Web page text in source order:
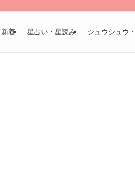
新着 星占い・星読み シュウシュウ